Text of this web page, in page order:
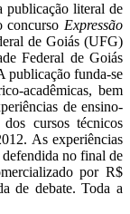
publicação literal de
concurso Expressão
de Goiás (UFG)
Federal de Goiás
publicação funda-se
acadêmicas, bem
de ensino-
dos cursos técnicos
As experiências
defendida no final de
por R$
de debate. Toda a